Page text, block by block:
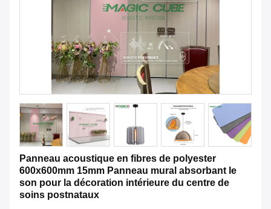
Panneau acoustique en fibres de polyester
600x600mm 15mm Panneau mural absorbant le
son pour la décoration intérieure du centre de
soins postnataux